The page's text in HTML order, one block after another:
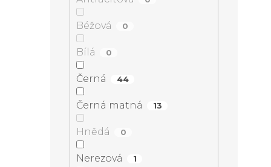
Béžová 0
Bílá 0
Černá 44
Černá matná 13
Hnědá 0
Nerezová 1